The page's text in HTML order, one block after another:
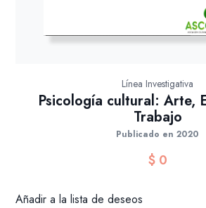
Línea Investigativa
Psicología cultural: Arte,
Trabajo
Publicado en 2020
$0
Añadir a la lista de deseos